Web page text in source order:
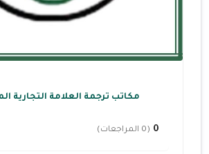
مكاتب ترجمة العلامة التجارية
0 (0 المراجعات)